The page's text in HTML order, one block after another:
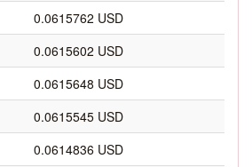
0.0615762 USD
0.0615602 USD
0.0615648 USD
0.0615545 USD
0.0614836 USD